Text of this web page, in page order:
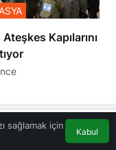
Kapılarını
sağlamak için
Kabul
Trafik